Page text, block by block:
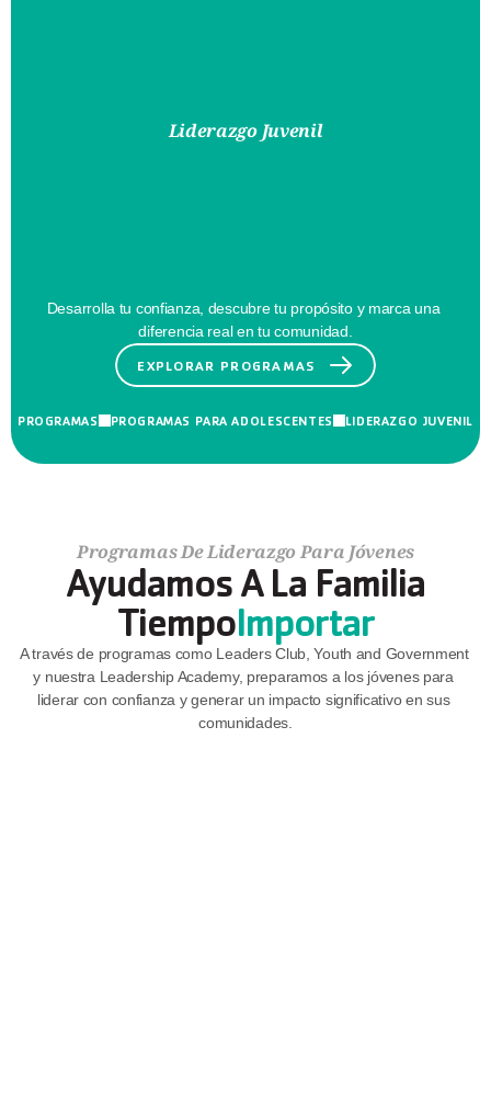
Liderazgo Juvenil
Mañana
Desarrolla tu confianza, descubre tu propósito y marca una
diferencia real en tu comunidad.
EXPLORAR PROGRAMAS
PROGRAMAS PROGRAMAS PARA ADOLESCENTES LIDERAZGO JUVENIL
Programas De Liderazgo Para Jóvenes
Ayudamos A La Familia
TiempoImportar
A través de programas como Leaders Club, Youth and Government
y nuestra Leadership Academy, preparamos a los jóvenes para
liderar con confianza y generar un impacto significativo en sus
comunidades.